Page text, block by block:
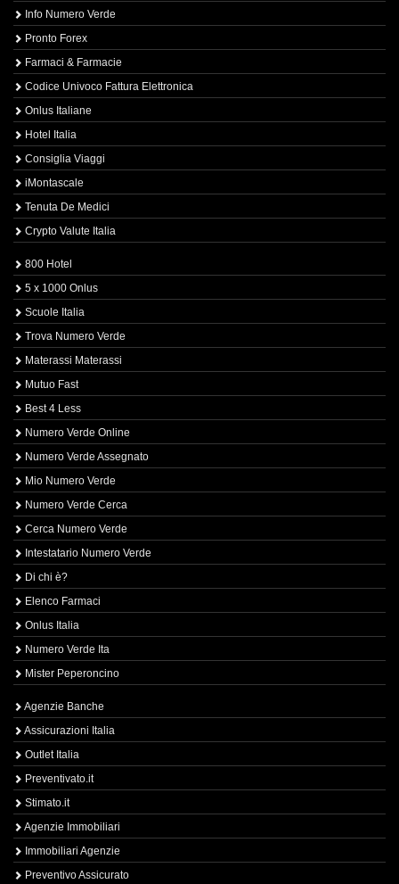
Info Numero Verde
Pronto Forex
Farmaci & Farmacie
Codice Univoco Fattura Elettronica
Onlus Italiane
Hotel Italia
Consiglia Viaggi
iMontascale
Tenuta De Medici
Crypto Valute Italia
800 Hotel
5 x 1000 Onlus
Scuole Italia
Trova Numero Verde
Materassi Materassi
Mutuo Fast
Best 4 Less
Numero Verde Online
Numero Verde Assegnato
Mio Numero Verde
Numero Verde Cerca
Cerca Numero Verde
Intestatario Numero Verde
Di chi è?
Elenco Farmaci
Onlus Italia
Numero Verde Ita
Mister Peperoncino
Agenzie Banche
Assicurazioni Italia
Outlet Italia
Preventivato.it
Stimato.it
Agenzie Immobiliari
Immobiliari Agenzie
Preventivo Assicurato